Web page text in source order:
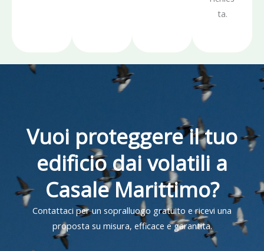
ta.
Vuoi proteggere il tuo
edificio dai volatili a
Casale Marittimo?
Contattaci per un sopralluogo gratuito e ricevi una
proposta su misura, efficace e garantita.